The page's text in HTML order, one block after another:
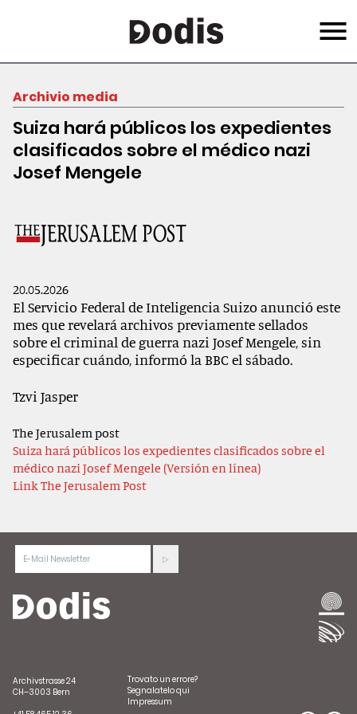
principale
Menu
Archivio media
Suiza hará públicos los expedientes
clasificados sobre el médico nazi
Josef Mengele
20.05.2026
El Servicio Federal de Inteligencia Suizo anunció este
mes que revelará archivos previamente sellados
sobre el criminal de guerra nazi Josef Mengele, sin
especificar cuándo, informó la BBC el sábado.
Tzvi Jasper
The Jerusalem post
Suiza hará públicos los expedientes clasificados sobre el
médico nazi Josef Mengele (Versión en línea)
Link The Jerusalem Post
Archivstrasse 24
CH–3003 Bern
Trovato un errore?
Segnalatelo qui
Impressum